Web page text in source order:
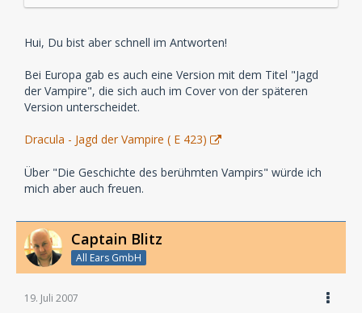
Hui, Du bist aber schnell im Antworten!
Bei Europa gab es auch eine Version mit dem Titel "Jagd
der Vampire", die sich auch im Cover von der späteren
Version unterscheidet.
Dracula - Jagd der Vampire ( E 423)
Über "Die Geschichte des berühmten Vampirs" würde ich
mich aber auch freuen.
Captain Blitz
All Ears GmbH
19. Juli 2007